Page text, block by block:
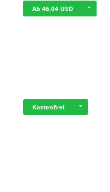
Ab 46,04 USD
Kostenfrei